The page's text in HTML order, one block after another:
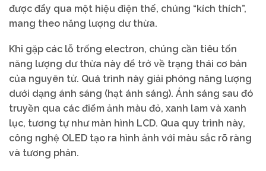
được đẩy qua một hiệu điện thế, chúng “kích thích”,
mang theo năng lượng dư thừa.
Khi gặp các lỗ trống electron, chúng cần tiêu tốn
năng lượng dư thừa này để trở về trạng thái cơ bản
của nguyên tử. Quá trình này giải phóng năng lượng
dưới dạng ánh sáng (hạt ánh sáng). Ánh sáng sau đó
truyền qua các điểm ảnh màu đỏ, xanh lam và xanh
lục, tương tự như màn hình LCD. Qua quy trình này,
công nghệ OLED tạo ra hình ảnh với màu sắc rõ ràng
và tương phản.